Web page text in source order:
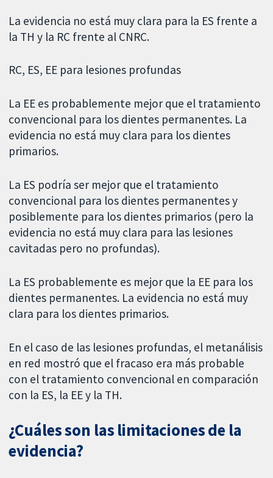
La evidencia no está muy clara para la ES frente a
la TH y la RC frente al CNRC.
RC, ES, EE para lesiones profundas
La EE es probablemente mejor que el tratamiento
convencional para los dientes permanentes. La
evidencia no está muy clara para los dientes
primarios.
La ES podría ser mejor que el tratamiento
convencional para los dientes permanentes y
posiblemente para los dientes primarios (pero la
evidencia no está muy clara para las lesiones
cavitadas pero no profundas).
La ES probablemente es mejor que la EE para los
dientes permanentes. La evidencia no está muy
clara para los dientes primarios.
En el caso de las lesiones profundas, el metanálisis
en red mostró que el fracaso era más probable
con el tratamiento convencional en comparación
con la ES, la EE y la TH.
¿Cuáles son las limitaciones de la
evidencia?